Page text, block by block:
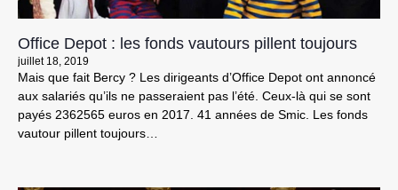
Office Depot : les fonds vautours pillent toujours
juillet 18, 2019
Mais que fait Bercy ? Les dirigeants d’Office Depot ont annoncé
aux salariés qu’ils ne passeraient pas l’été. Ceux-là qui se sont
payés 2362565 euros en 2017. 41 années de Smic. Les fonds
vautour pillent toujours…